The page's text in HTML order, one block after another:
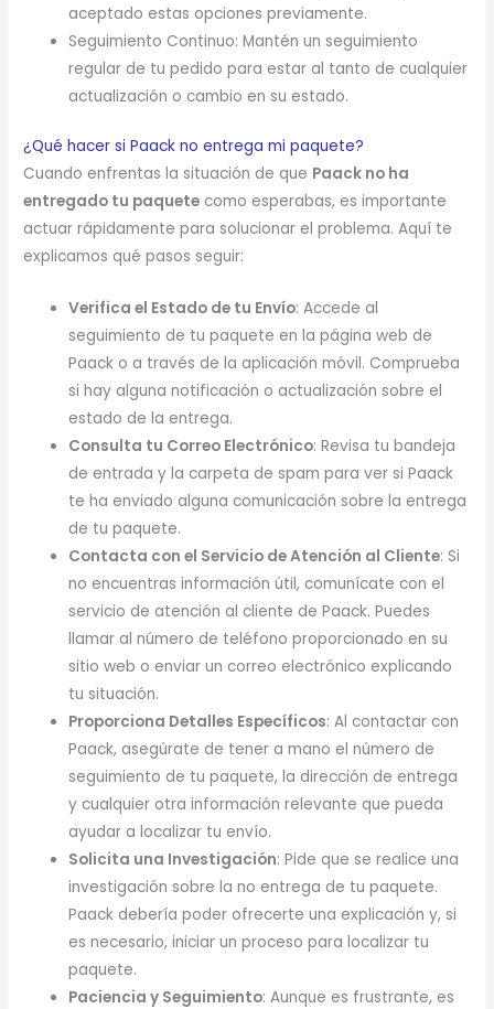
aceptado estas opciones previamente.
Seguimiento Continuo: Mantén un seguimiento
regular de tu pedido para estar al tanto de cualquier
actualización o cambio en su estado.
¿Qué hacer si Paack no entrega mi paquete?
Cuando enfrentas la situación de que Paack no ha
entregado tu paquete como esperabas, es importante
actuar rápidamente para solucionar el problema. Aquí te
explicamos qué pasos seguir:
Verifica el Estado de tu Envío: Accede al
seguimiento de tu paquete en la página web de
Paack o a través de la aplicación móvil. Comprueba
si hay alguna notificación o actualización sobre el
estado de la entrega.
Consulta tu Correo Electrónico: Revisa tu bandeja
de entrada y la carpeta de spam para ver si Paack
te ha enviado alguna comunicación sobre la entrega
de tu paquete.
Contacta con el Servicio de Atención al Cliente: Si
no encuentras información útil, comunícate con el
servicio de atención al cliente de Paack. Puedes
llamar al número de teléfono proporcionado en su
sitio web o enviar un correo electrónico explicando
tu situación.
Proporciona Detalles Específicos: Al contactar con
Paack, asegúrate de tener a mano el número de
seguimiento de tu paquete, la dirección de entrega
y cualquier otra información relevante que pueda
ayudar a localizar tu envío.
Solicita una Investigación: Pide que se realice una
investigación sobre la no entrega de tu paquete.
Paack debería poder ofrecerte una explicación y, si
es necesario, iniciar un proceso para localizar tu
paquete.
Paciencia y Seguimiento: Aunque es frustrante, es